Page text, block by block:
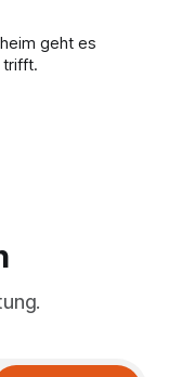
geht es
trifft.